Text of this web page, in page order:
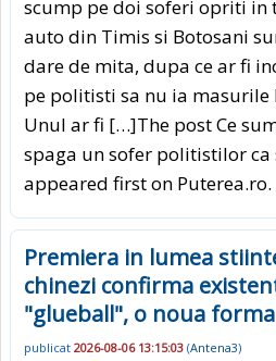
scump pe doi soferi opriti in
auto din Timis si Botosani
dare de mita, dupa ce ar fi
pe politisti sa nu ia
Unul ar fi […]The post Ce
spaga un sofer politistilor ca
appeared first on Puterea.ro.
Premiera in lumea
chinezi confirma
"glueball", o noua
publicat 2026-08-06 13:15:03 (Antena3)